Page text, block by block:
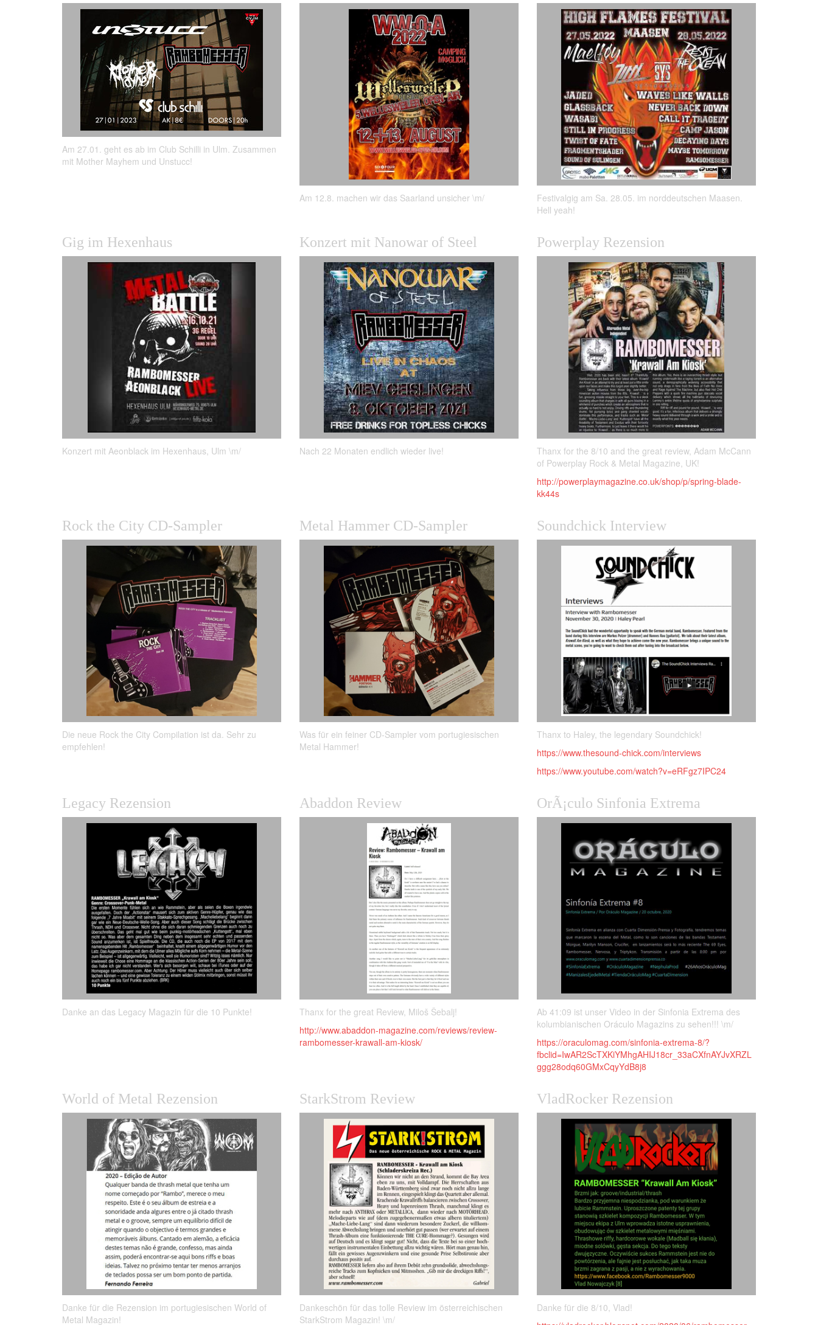
Am 27.01. geht es ab im Club Schilli in Ulm. Zusammen
mit Mother Mayhem und Unstucc!
Am 12.8. machen wir das Saarland unsicher \m/
Festivalgig am Sa. 28.05. im norddeutschen Maasen.
Hell yeah!
Gig im Hexenhaus
Konzert mit Aeonblack im Hexenhaus, Ulm \m/
Konzert mit Nanowar of Steel
Nach 22 Monaten endlich wieder live!
Powerplay Rezension
Thanx for the 8/10 and the great review, Adam McCann
of Powerplay Rock & Metal Magazine, UK!
http://powerplaymagazine.co.uk/shop/p/spring-blade-
kk44s
Rock the City CD-Sampler
Die neue Rock the City Compilation ist da. Sehr zu
empfehlen!
Metal Hammer CD-Sampler
Was für ein feiner CD-Sampler vom portugiesischen
Metal Hammer!
Soundchick Interview
Thanx to Haley, the legendary Soundchick!
https://www.thesound-chick.com/interviews
https://www.youtube.com/watch?v=eRFgz7IPC24
Legacy Rezension
Danke an das Legacy Magazin für die 10 Punkte!
Abaddon Review
Thanx for the great Review, Miloš Šebalj!
http://www.abaddon-magazine.com/reviews/review-
rambomesser-krawall-am-kiosk/
OrÃ¡culo Sinfonia Extrema
Ab 41:09 ist unser Video in der Sinfonia Extrema des
kolumbianischen Oráculo Magazins zu sehen!!! \m/
https://oraculomag.com/sinfonia-extrema-8/?
fbclid=IwAR2ScTXKiYMhgAHIJ18cr_33aCXfnAYJvXRZL
ggg28odq60GMxCqyYdB8j8
World of Metal Rezension
Danke für die Rezension im portugiesischen World of
Metal Magazin!
StarkStrom Review
Dankeschön für das tolle Review im österreichischen
StarkStrom Magazin! \m/
VladRocker Rezension
Danke für die 8/10, Vlad!